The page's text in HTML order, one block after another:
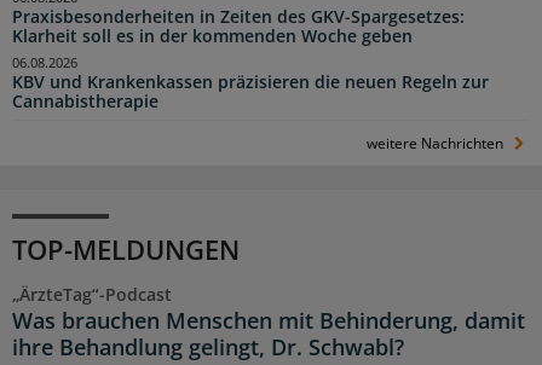
Praxisbesonderheiten in Zeiten des GKV-Spargesetzes:
Klarheit soll es in der kommenden Woche geben
KBV und Krankenkassen präzisieren die neuen Regeln zur
Cannabistherapie
06.08.2026
weitere Nachrichten
TOP-MELDUNGEN
„ÄrzteTag“-Podcast
Was brauchen Menschen mit Behinderung, damit
ihre Behandlung gelingt, Dr. Schwabl?